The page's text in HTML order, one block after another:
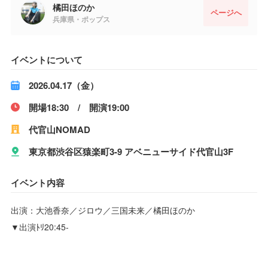
橘田ほのか
兵庫県・ポップス
ページへ
イベントについて
2026.04.17（金）
開場18:30 / 開演19:00
代官山NOMAD
東京都渋谷区猿楽町3-9 アベニューサイド代官山3F
イベント内容
出演：大池香奈／ジロウ／三国未来／橘田ほのか
▼出演ﾄﾘ20:45-